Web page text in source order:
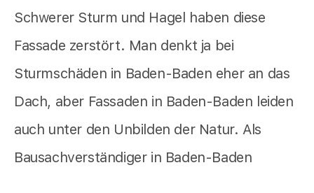
Schwerer Sturm und Hagel haben diese
Fassade zerstört. Man denkt ja bei
Sturmschäden in Baden-Baden eher an das
Dach, aber Fassaden in Baden-Baden leiden
auch unter den Unbilden der Natur. Als
Bausachverständiger in Baden-Baden